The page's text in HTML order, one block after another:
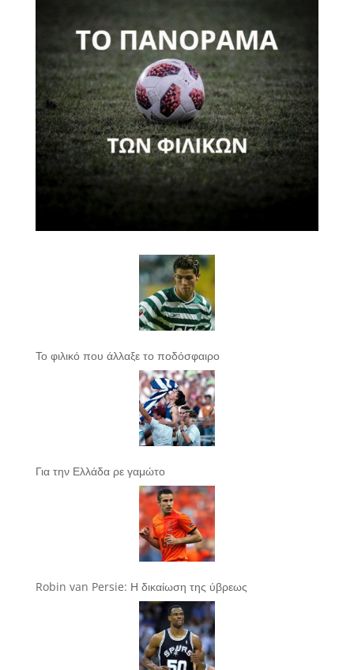
Το φιλικό που άλλαξε το ποδόσφαιρο
Για την Ελλάδα ρε γαμώτο
Robin van Persie: Η δικαίωση της ύβρεως